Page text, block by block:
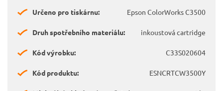
Určeno pro tiskárnu: Epson ColorWorks C3500
Druh spotřebního materiálu: inkoustová cartridge
Kód výrobku: C33S020604
Kód produktu: ESNCRTCW3500Y